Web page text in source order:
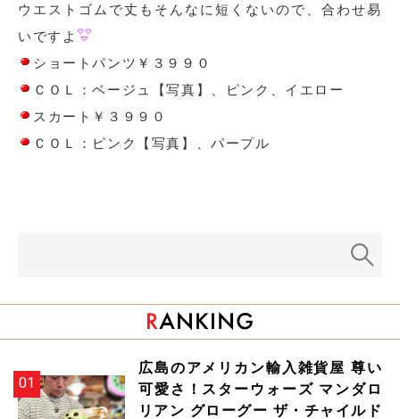
ウエストゴムで丈もそんなに短くないので、合わせ易
いですよ
ショートパンツ￥３９９０
ＣＯＬ：ベージュ【写真】、ピンク、イエロー
スカート￥３９９０
ＣＯＬ：ピンク【写真】、パープル
広島のアメリカン輸入雑貨屋 尊い
可愛さ！スターウォーズ マンダロ
リアン グローグー ザ・チャイルド